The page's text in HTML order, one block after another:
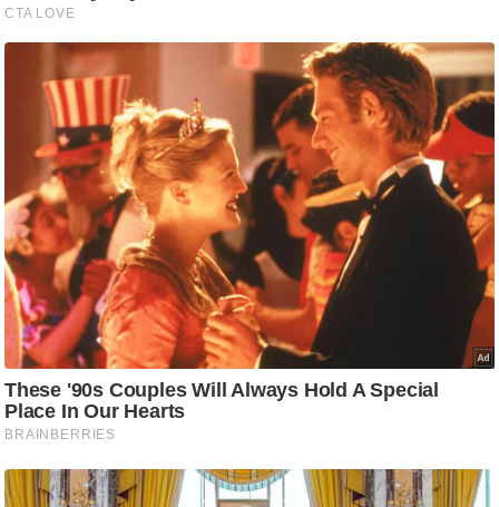
ति
ष
हि
मा
/
ध
र्म
स्थ
ल
व्र
त
त्यो